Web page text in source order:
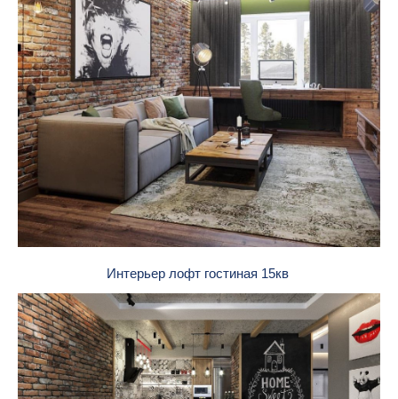
Интерьер лофт гостиная 15кв